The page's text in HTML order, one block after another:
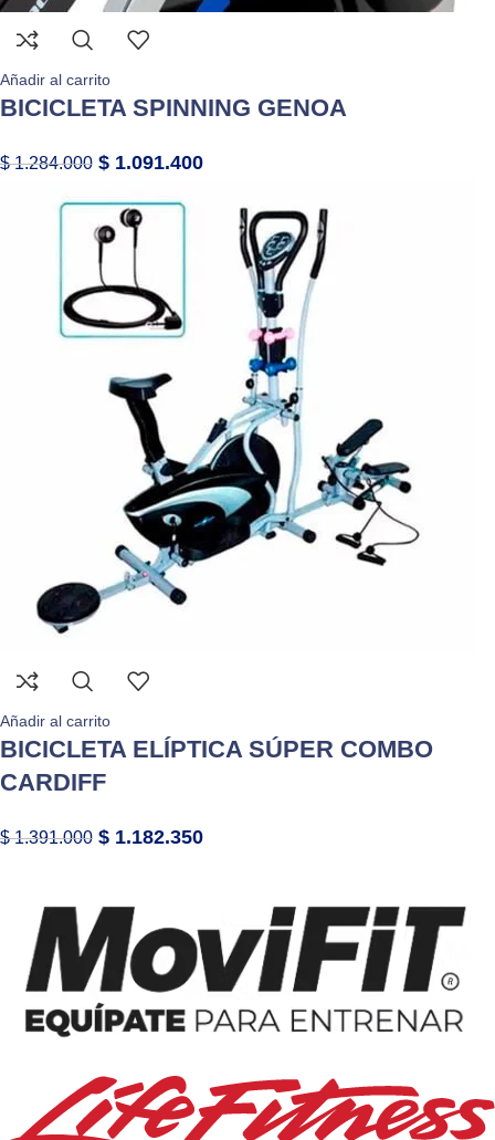
Añadir al carrito
BICICLETA SPINNING GENOA
$1.284.000 $ 1.091.400
Añadir al carrito
BICICLETA ELÍPTICA SÚPER COMBO
CARDIFF
$1.391.000 $ 1.182.350